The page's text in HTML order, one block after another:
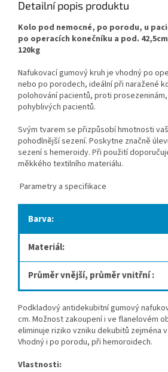
Detailní popis produktu
Kolo pod nemocné, po porodu, u
po operacích konečníku a pod.
120kg
Nafukovací gumový kruh je vhodný po
nebo po porodech, ideální při naražené
polohování pacientů, proti
pohyblivých pacientů.
Svým tvarem se přizpůsobí hmotnosti
pohodlnější sezení. Poskytne značně
sezení s hemeroidy. Při použití
měkkého textilního materiálu.
Parametry a specifikace
Barva:
Materiál:
Průměr vnější, průměr vnitřní :
Podkladový antidekubitní gumový
cm. Možnost zakoupení i ve flanelovém
eliminuje riziko vzniku dekubitů zejména
Vhodný i po porodu, při hemoroidech.
Vlastnosti: